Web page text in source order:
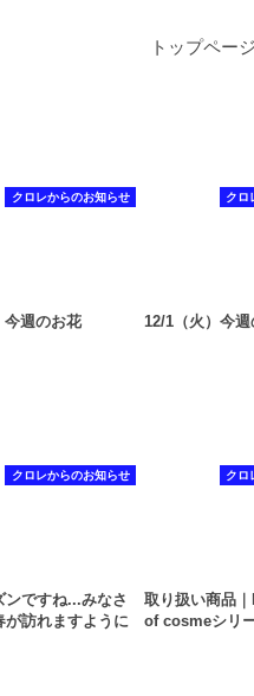
トップペー
クロレからのお知らせ
今週のお花
クロ
12/1（火）今
クロレからのお知らせ
ンですね...みなさ
が訪れますように
クロ
取り扱い商品
of cosmeシリ